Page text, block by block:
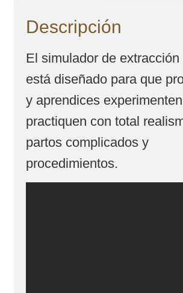
Descripción
El simulador de extracción
está diseñado para que
y aprendices
practiquen con total
partos complicados y
procedimientos.